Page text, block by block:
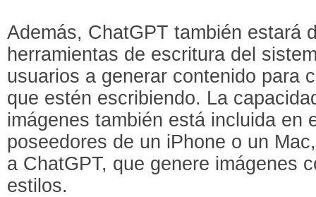
Además, ChatGPT también estará
herramientas de escritura del
usuarios a generar contenido para
que estén escribiendo. La
imágenes también está incluida en
poseedores de un iPhone o un
a ChatGPT, que genere imágenes
estilos.